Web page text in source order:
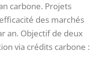
carbone. Projets
des marchés
an. Objectif de deux
via crédits carbone :